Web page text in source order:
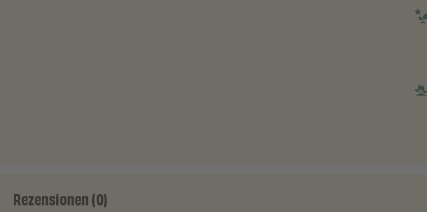
Rezensionen (0)